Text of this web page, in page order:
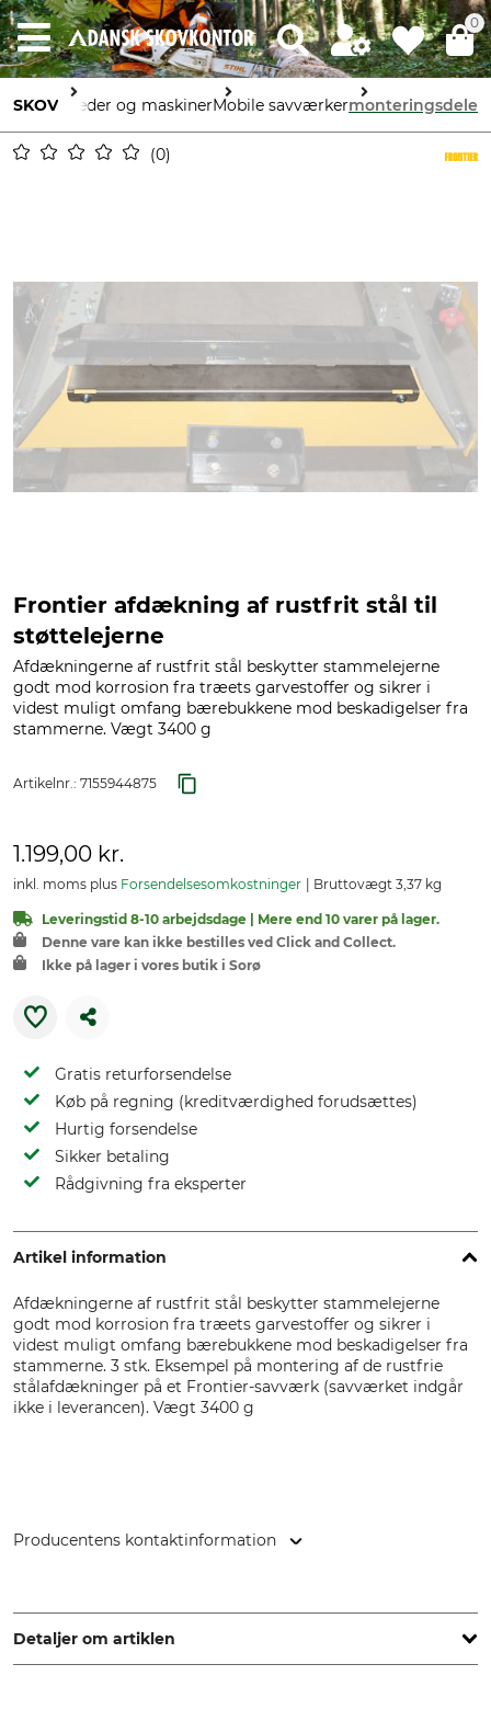
0
SKOVEnheder og maskinerMobile savværkermonteringsdele
0
Frontier afdækning af rustfrit stål til
støttelejerne
Afdækningerne af rustfrit stål beskytter stammelejerne
godt mod korrosion fra træets garvestoffer og sikrer i
videst muligt omfang bærebukkene mod beskadigelser fra
stammerne. Vægt 3400 g
Artikelnr.: 7155944875
1.199,00 kr.
inkl. moms plus Forsendelsesomkostninger Bruttovægt 3,37 kg
Leveringstid 8-10 arbejdsdage | Mere end 10 varer på lager.
Denne vare kan ikke bestilles ved Click and Collect.
Ikke på lager i vores butik i Sorø
Gratis returforsendelse
Køb på regning (kreditværdighed forudsættes)
Hurtig forsendelse
Sikker betaling
Rådgivning fra eksperter
Artikel information
Afdækningerne af rustfrit stål beskytter stammelejerne
godt mod korrosion fra træets garvestoffer og sikrer i
videst muligt omfang bærebukkene mod beskadigelser fra
stammerne. 3 stk. Eksempel på montering af de rustfrie
stålafdækninger på et Frontier-savværk (savværket indgår
ikke i leverancen). Vægt 3400 g
Producentens kontaktinformation
www.grube.de
Detaljer om artiklen